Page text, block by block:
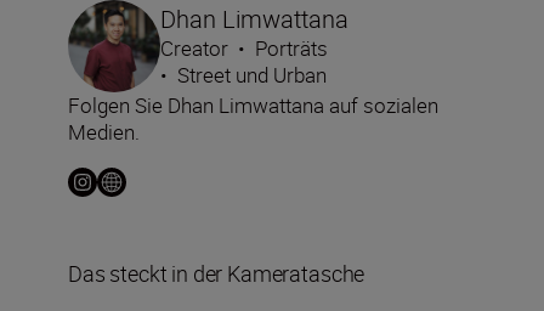
Dhan Limwattana
Creator • Porträts
• Street und Urban
Folgen Sie Dhan Limwattana auf sozialen
Medien.
Das steckt in der Kameratasche